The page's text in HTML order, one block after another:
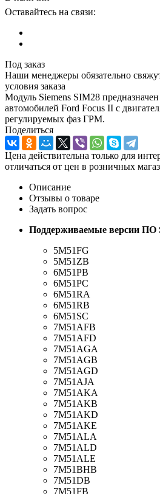
Оставайтесь на связи:
Под заказ
Наши менеджеры обязательно
условия заказа
Модуль Siemens SIM28
автомобилей Ford Focus II с
регулируемых фаз ГРМ.
Поделиться
Цена действительна только для
отличаться от цен в розничных
Описание
Отзывы о товаре
Задать вопрос
Поддерживаемые версии ПО
5M51FG
5M51ZB
6M51PB
6M51PC
6M51RA
6M51RB
6M51SC
7M51AFB
7M51AFD
7M51AGA
7M51AGB
7M51AGD
7M51AJA
7M51AKA
7M51AKB
7M51AKD
7M51AKE
7M51ALA
7M51ALD
7M51ALE
7M51BHB
7M51DB
7M51FB